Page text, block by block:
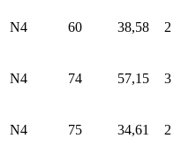
N4 60 38,58 2
N4 74 57,15 3
N4 75 34,61 2